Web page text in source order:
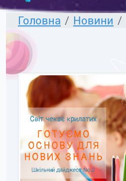
Головна Новини